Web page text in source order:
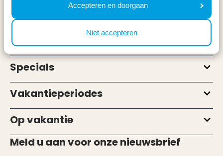
Accepteren en doorgaan
Niet accepteren
Service & contact
Types
Specials
Vakantieperiodes
Op vakantie
Meld u aan voor onze nieuwsbrief